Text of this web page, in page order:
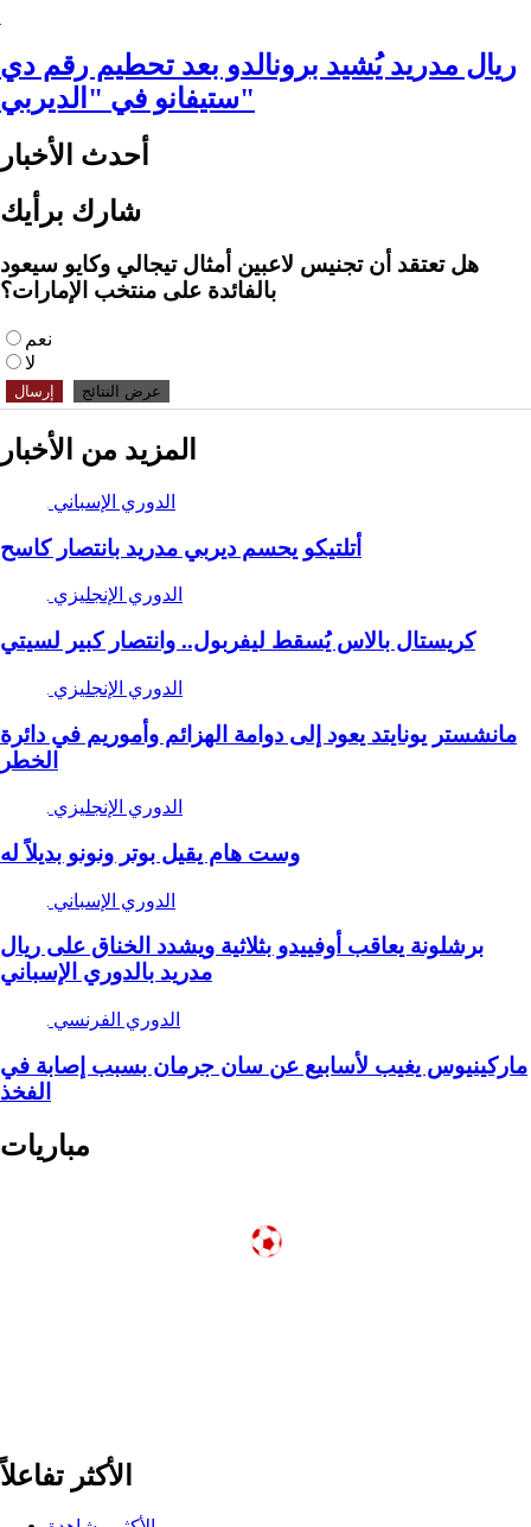
ريال مدريد يُشيد برونالدو بعد تحطيم رقم دي
ستيفانو في "الديربي"
أحدث الأخبار
شارك برأيك
هل تعتقد أن تجنيس لاعبين أمثال تيجالي وكايو سيعود
بالفائدة على منتخب الإمارات؟
نعم
لا
إرسال عرض النتائج
المزيد من الأخبار
الدوري الإسباني
أتلتيكو يحسم ديربي مدريد بانتصار كاسح
الدوري الإنجليزي
كريستال بالاس يُسقط ليفربول.. وانتصار كبير لسيتي
الدوري الإنجليزي
مانشستر يونايتد يعود إلى دوامة الهزائم وأموريم في دائرة
الخطر
الدوري الإنجليزي
وست هام يقيل بوتر ونونو بديلاً له
الدوري الإسباني
برشلونة يعاقب أوفييدو بثلاثية ويشدد الخناق على ريال
مدريد بالدوري الإسباني
الدوري الفرنسي
ماركينيوس يغيب لأسابيع عن سان جرمان بسبب إصابة في
الفخذ
مباريات
الأكثر تفاعلاً